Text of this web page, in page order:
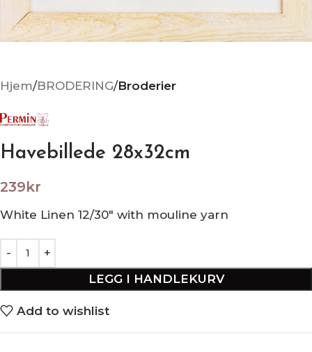
Hjem BRODERING Broderier
Havebillede 28x32cm
239kr
White Linen 12/30″ with mouline yarn
LEGG I HANDLEKURV
Add to wishlist